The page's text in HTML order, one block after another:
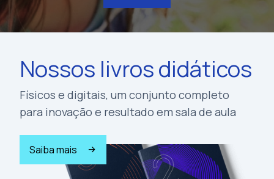
Nossos livros didáticos
Físicos e digitais, um conjunto completo
para inovação e resultado em sala de aula
Saiba mais